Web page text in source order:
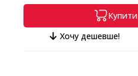
Купити
Хочу дешевше!